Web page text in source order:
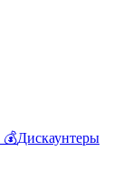
💰Дискаунтеры